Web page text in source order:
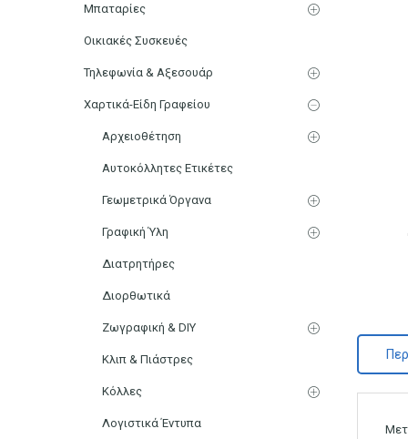
Μπαταρίες
Οικιακές Συσκευές
Τηλεφωνία & Αξεσουάρ
Χαρτικά-Είδη Γραφείου
Αρχειοθέτηση
Αυτοκόλλητες Ετικέτες
Γεωμετρικά Όργανα
Γραφική Ύλη
Διατρητήρες
Διορθωτικά
Ζωγραφική & DIY
Κλιπ & Πιάστρες
Κόλλες
Λογιστικά Έντυπα